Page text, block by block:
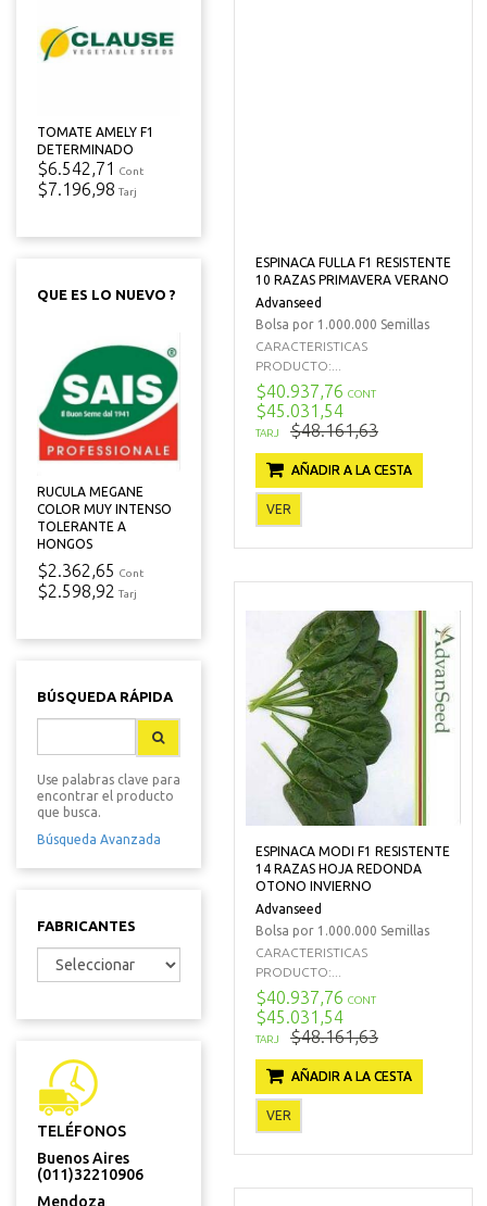
TOMATE AMELY F1
DETERMINADO
$6.542,71 Cont
$7.196,98 Tarj
QUE ES LO NUEVO ?
RUCULA MEGANE
COLOR MUY INTENSO
TOLERANTE A
HONGOS
$2.362,65 Cont
$2.598,92 Tarj
BÚSQUEDA RÁPIDA
Use palabras clave para
encontrar el producto
que busca.
Búsqueda Avanzada
FABRICANTES
TELÉFONOS
Buenos Aires
(011)32210906
Mendoza
ESPINACA FULLA F1 RESISTENTE
10 RAZAS PRIMAVERA VERANO
Advanseed
Bolsa por 1.000.000 Semillas
CARACTERISTICAS
PRODUCTO:...
$40.937,76 CONT
$45.031,54
TARJ $48.161,63
AÑADIR A LA CESTA
VER
ESPINACA MODI F1 RESISTENTE
14 RAZAS HOJA REDONDA
OTONO INVIERNO
Advanseed
Bolsa por 1.000.000 Semillas
CARACTERISTICAS
PRODUCTO:...
$40.937,76 CONT
$45.031,54
TARJ $48.161,63
AÑADIR A LA CESTA
VER